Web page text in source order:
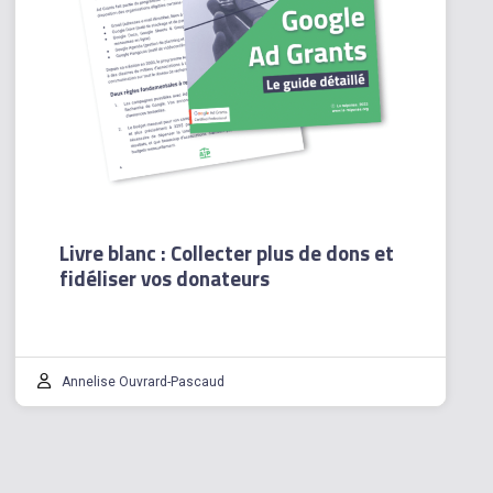
Livre blanc : Collecter plus de dons et
fidéliser vos donateurs
Annelise Ouvrard-Pascaud